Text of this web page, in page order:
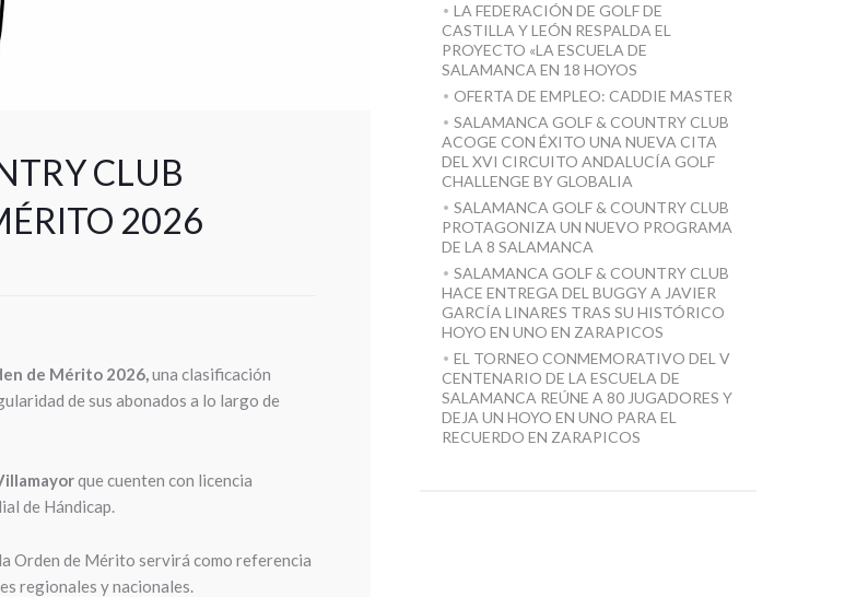
CLUB
2026
de Mérito 2026,una clasificación
de sus abonados a lo largo de
que cuenten con licencia
de Hándicap.
Orden de Mérito servirá como referencia
regionales y nacionales.
LA FEDERACIÓN DE GOLF DE
CASTILLA Y LEÓN RESPALDA EL
PROYECTO «LA ESCUELA DE
SALAMANCA EN 18 HOYOS
OFERTA DE EMPLEO: CADDIE MASTER
SALAMANCA GOLF & COUNTRY CLUB
ACOGE CON ÉXITO UNA NUEVA CITA
DEL XVI CIRCUITO ANDALUCÍA GOLF
CHALLENGE BY GLOBALIA
SALAMANCA GOLF & COUNTRY CLUB
PROTAGONIZA UN NUEVO PROGRAMA
DE LA 8 SALAMANCA
SALAMANCA GOLF & COUNTRY CLUB
HACE ENTREGA DEL BUGGY A JAVIER
GARCÍA LINARES TRAS SU HISTÓRICO
HOYO EN UNO EN ZARAPICOS
EL TORNEO CONMEMORATIVO DEL V
CENTENARIO DE LA ESCUELA DE
SALAMANCA REÚNE A 80 JUGADORES Y
DEJA UN HOYO EN UNO PARA EL
RECUERDO EN ZARAPICOS